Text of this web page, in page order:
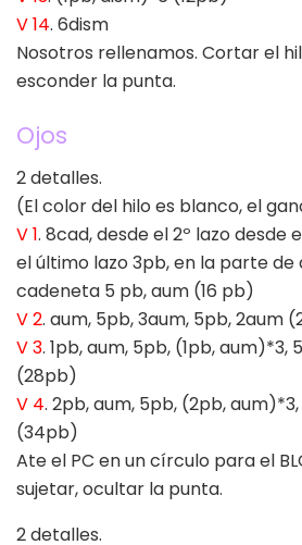
V 14. 6dism
Nosotros rellenamos. Cortar el
esconder la punta.
Ojos
2 detalles.
(El color del hilo es blanco, el
V 1. 8cad, desde el 2º lazo desde
el último lazo 3pb, en la parte de
cadeneta 5 pb, aum (16 pb)
V 2. aum, 5pb, 3aum, 5pb, 2aum
V 3. 1pb, aum, 5pb, (1pb, aum)*3,
(28pb)
V 4. 2pb, aum, 5pb, (2pb,
(34pb)
Ate el PC en un círculo para el
sujetar, ocultar la punta.
2 detalles.